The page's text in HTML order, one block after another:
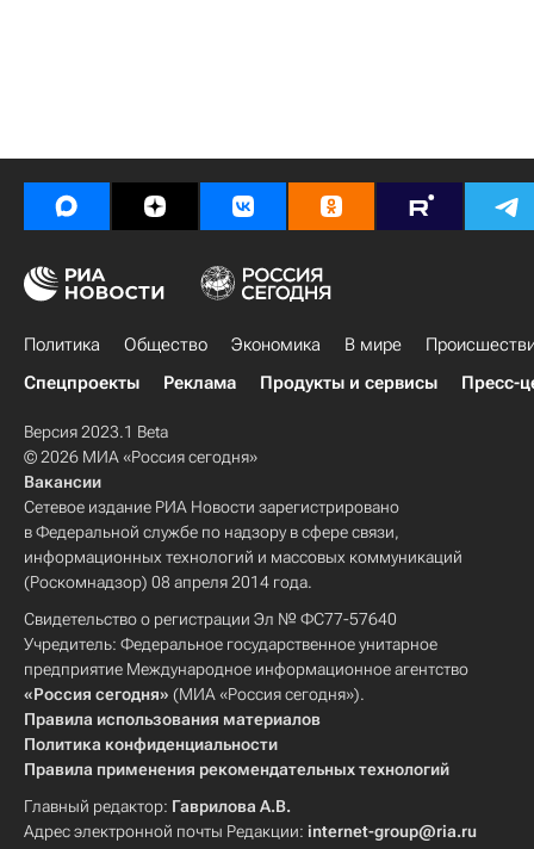
Политика Общество Экономика В мире
Спецпроекты
Реклама Продукты и сервисы Пресс-
Версия 2023.1 Beta
© 2026 МИА «Россия сегодня»
Вакансии
Сетевое издание РИА Новости зарегистрировано
в Федеральной службе по надзору в сфере связи,
информационных технологий и массовых коммуникаций
(Роскомнадзор) 08 апреля 2014 года.
Свидетельство о регистрации Эл № ФС77-57640
Учредитель: Федеральное государственное унитарное
предприятие Международное информационное агентство
«Россия сегодня» (МИА «Россия сегодня»).
Правила использования материалов
Политика конфиденциальности
Правила применения рекомендательных технологий
Главный редактор: Гаврилова А.В.
Адрес электронной почты Редакции: internet-group@ria.ru